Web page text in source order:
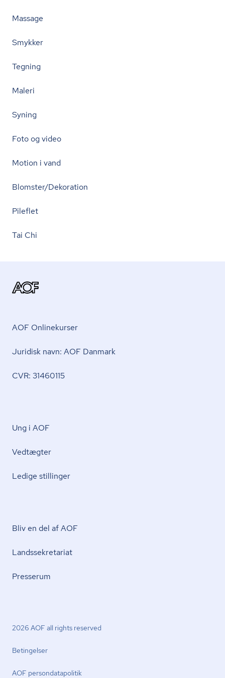
Massage
Smykker
Tegning
Maleri
Syning
Foto og video
Motion i vand
Blomster/Dekoration
Pileflet
Tai Chi
AOF Onlinekurser
Juridisk navn: AOF Danmark
CVR: 31460115
Ung i AOF
Vedtægter
Ledige stillinger
Bliv en del af AOF
Lands­se­kre­ta­ri­at
Presserum
2026 AOF all rights reserved
Betingelser
AOF per­son­da­ta­po­li­tik